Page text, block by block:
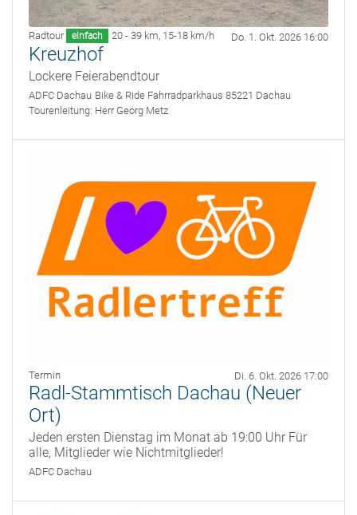
Radtour einfach 20 - 39 km, 15-18 km/h Do. 1. Okt. 2026 16:00
Kreuzhof
Lockere Feierabendtour
ADFC Dachau Bike & Ride Fahrradparkhaus 85221 Dachau
Tourenleitung: Herr Georg Metz
Termin Di. 6. Okt. 2026 17:00
Radl-Stammtisch Dachau (Neuer
Ort)
Jeden ersten Dienstag im Monat ab 19:00 Uhr Für
alle, Mitglieder wie Nichtmitglieder!
ADFC Dachau